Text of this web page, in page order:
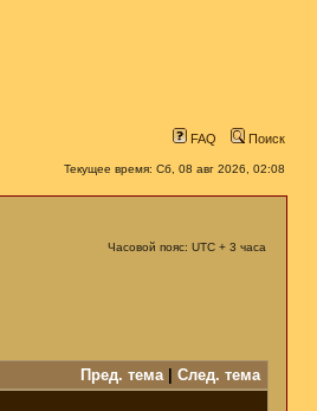
FAQ Поиск
Текущее время: Сб, 08 авг 2026, 02:08
Часовой пояс: UTC + 3 часа
Пред. тема| След. тема